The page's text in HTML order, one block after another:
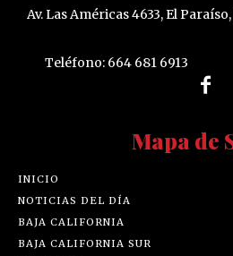
Av. Las Américas 4633, El
Teléfono: 664 681 6913
Mapa de
INICIO
NOTICIAS DEL DÍA
BAJA CALIFORNIA
BAJA CALIFORNIA SUR